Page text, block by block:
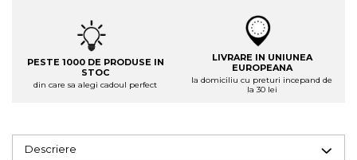
PESTE 1000 DE PRODUSE IN
STOC
din care sa alegi cadoul perfect
LIVRARE IN UNIUNEA
EUROPEANA
la domiciliu cu preturi incepand de
la 30 lei
Descriere